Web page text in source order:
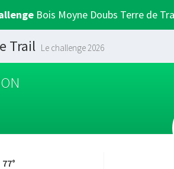
Bois Moyne Doubs Terre de
Trail Le challenge 2026
77°